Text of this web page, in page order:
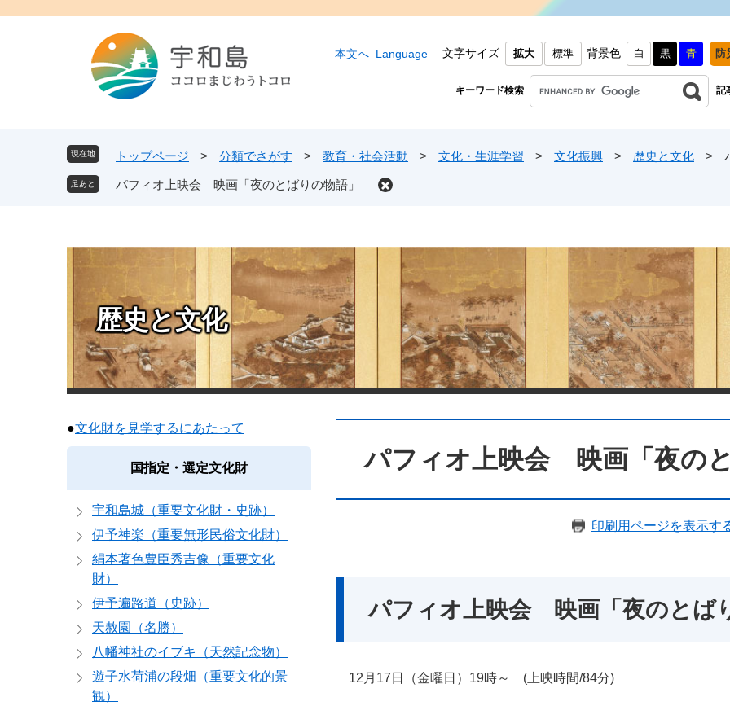
本文へ Language 文字サイズ 拡大 標準 背景色 白 黒 青 防
キーワード検索 記
現在地 トップページ > 分類でさがす > 教育・社会活動 > 文化・生涯学習 > 文化振興 > 歴史と文化 >
パフィオ上映会 映画「夜のとばりの物語」
歴史と文化
パフィオ上映会 映画「夜のと
印刷用ページを表示す
パフィオ上映会 映画「夜のとば
12月17日（金曜日）​19時～ (上映時間/84分)
●文化財を見学するにあたって
国指定・選定文化財
宇和島城（重要文化財・史跡）
伊予神楽（重要無形民俗文化財）
絹本著色豊臣秀吉像（重要文化
財）
伊予遍路道（史跡）
天赦園（名勝）
八幡神社のイブキ（天然記念物）
遊子水荷浦の段畑（重要文化的景
観）